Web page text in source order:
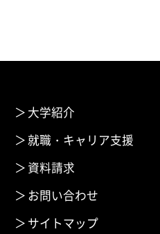
大学紹介
就職・キャリア支援
資料請求
お問い合わせ
サイトマップ